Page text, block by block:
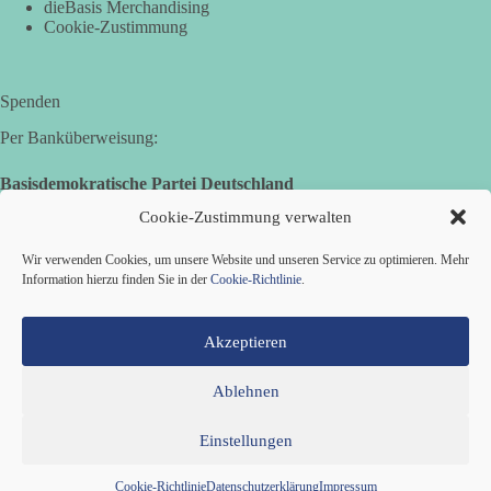
Cookie-Zustimmung verwalten
Wir verwenden Cookies, um unsere Website und unseren Service zu optimieren. Mehr
Information hierzu finden Sie in der Cookie-Richtlinie.
Akzeptieren
Ablehnen
Einstellungen
Cookie-RichtlinieDatenschutzerklärungImpressum
uns!“
Wir sagen heute: Die politischen Ansagen hätten fast mehr
🟩🟩🟦🟦🟥🟥🟧🟧
absurd wird.
🤝 Jetzt Mitglied werden:https://diebasis.de/mitgliedschaft/
#dieBasis #Meme #Plandemie #Corona #Impfung
dieBasis Merchandising
Cookie-Zustimmung
Spenden
Per Banküberweisung:
Basisdemokratische Partei Deutschland
IBAN: DE16 6539 0120 0434 1370 06
BIC: GENODES1EBI
Kontakt
Cookie-Richtlinie (EU)
Copyright © 2026 Basisdemokratische Partei Deutschland ·